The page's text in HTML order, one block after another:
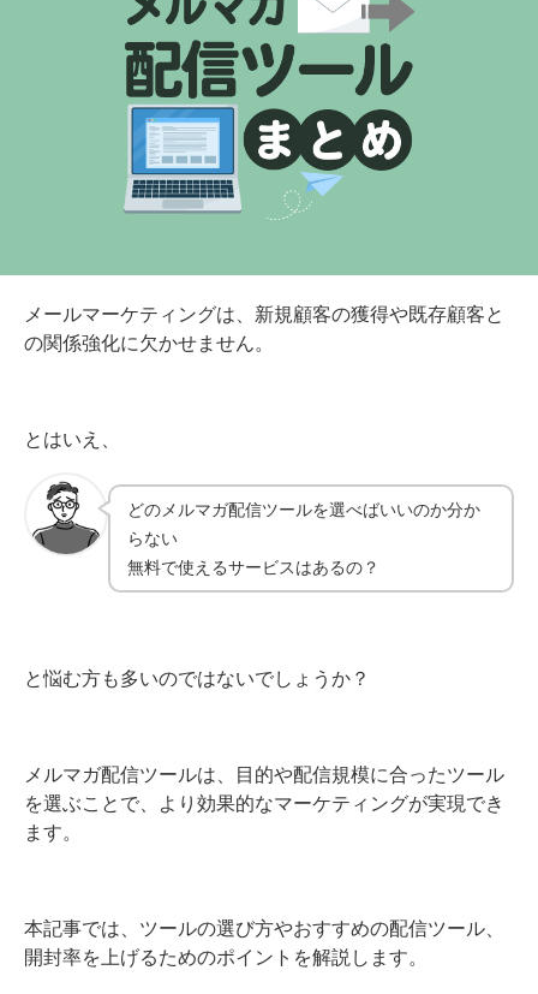
メールマーケティングは、新規顧客の獲得や既存顧客と
の関係強化に欠かせません。
とはいえ、
どのメルマガ配信ツールを選べばいいのか分か
らない
無料で使えるサービスはあるの？
と悩む方も多いのではないでしょうか？
メルマガ配信ツールは、目的や配信規模に合ったツール
を選ぶことで、より効果的なマーケティングが実現でき
ます。
本記事では、ツールの選び方やおすすめの配信ツール、
開封率を上げるためのポイントを解説します。